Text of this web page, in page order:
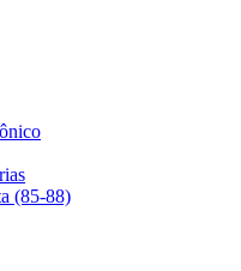
(85-88)